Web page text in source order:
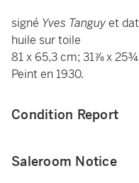
signé Yves Tanguyet
huile sur toile
81 x 65,3 cm; 31⅞ x
Peint en 1930.
Condition Report
Saleroom Notice